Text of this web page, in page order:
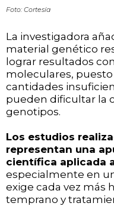
Foto: Cortesía
La investigadora
material genético
lograr resultados
moleculares,
cantidades
pueden dificultar la
genotipos.
Los estudios
representan una
científica aplicada
especialmente en
exige cada vez más
temprano y